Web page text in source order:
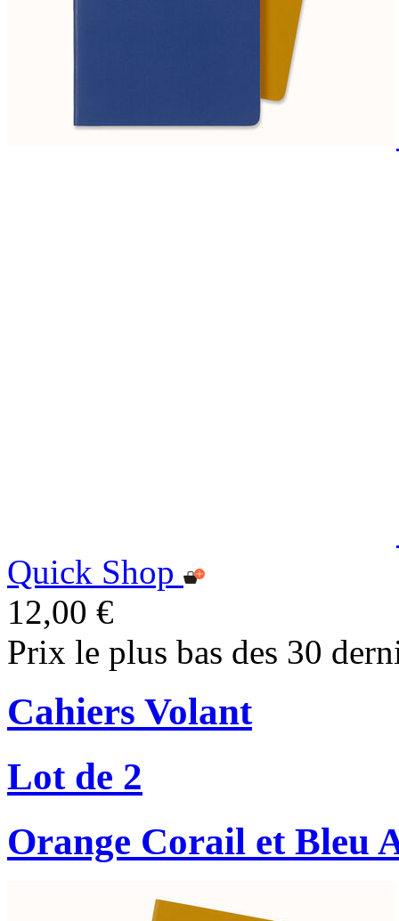
Quick Shop
12,00 €
Prix le plus bas des 30
Cahiers Volant
Lot de 2
Orange Corail et Bleu